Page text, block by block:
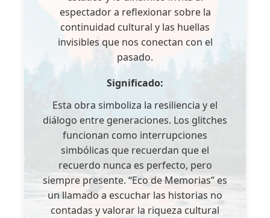
espectador a reflexionar sobre la
continuidad cultural y las huellas
invisibles que nos conectan con el
pasado.
Significado:
Esta obra simboliza la resiliencia y el
diálogo entre generaciones. Los glitches
funcionan como interrupciones
simbólicas que recuerdan que el
recuerdo nunca es perfecto, pero
siempre presente. “Eco de Memorias” es
un llamado a escuchar las historias no
contadas y valorar la riqueza cultural